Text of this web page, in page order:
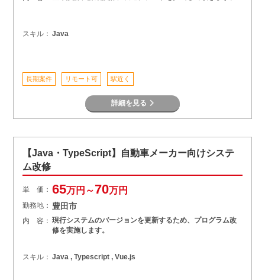
スキル： Java
長期案件 リモート可 駅近く
詳細を見る
【Java・TypeScript】自動車メーカー向けシステ
ム改修
単 価： 65万円～70万円
勤務地： 豊田市
内 容： 現行システムのバージョンを更新するため、プログラム改
修を実施します。
スキル： Java , Typescript , Vue.js